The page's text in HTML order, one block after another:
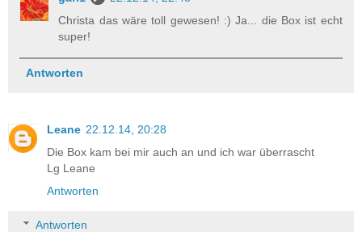
Christa das wäre toll gewesen! :) Ja... die Box ist echt
super!
Antworten
Leane 22.12.14, 20:28
Die Box kam bei mir auch an und ich war überrascht
Lg Leane
Antworten
Antworten